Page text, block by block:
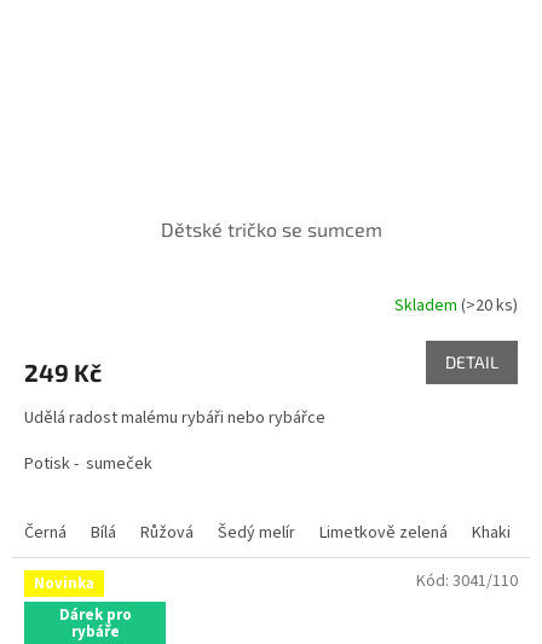
Dětské tričko se sumcem
je
z
hvězdiček.
Skladem(>20 ks)
249 Kč DETAIL
Udělá radost malému rybáři nebo rybářce
Potisk - sumeček
Černá Bílá Růžová Šedý melír Limetkově zelená Khaki
Novinka
Dárek pro
rybáře
Kód: 3041/110